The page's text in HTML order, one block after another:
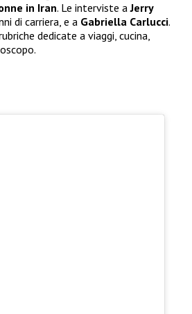
in Iran. Le interviste aJerry
di carriera, e a Gabriella Carlucci.
dedicate a viaggi, cucina,